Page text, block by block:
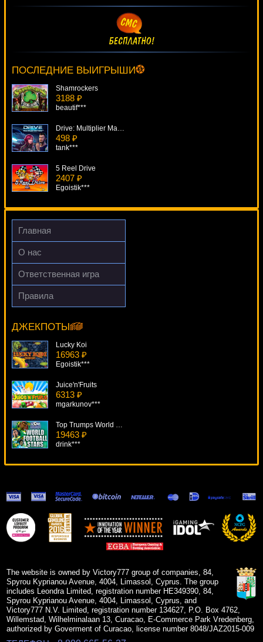
ПОСЛЕДНИЕ ВЫИГРЫШИ
lucky***
Shamrockers
3188 ₽
beautif***
Drive: Multiplier Mayhem
498 ₽
tank***
5 Reel Drive
2407 ₽
Egoistik***
The Snake Charmer
1132 ₽
Gamer***
Главная
О нас
Ответственная игра
Правила
ДЖЕКПОТЫ
Halloweenies
blogolet***
Lucky Koi
16963 ₽
Egoistik***
Juice'n'Fruits
6313 ₽
mgarkunov***
Top Trumps World Football Stars
19463 ₽
drink***
Книжки
18467 ₽
DenisVS***
Ace
The website is owned by Victory777 group of companies, 84,
Spyrou Kyprianou Avenue, 4004, Limassol, Cyprus. The group
includes Leondra Limited, registration number HE349390, 84,
Spyrou Kyprianou Avenue, 4004, Limassol, Cyprus, and
Victory777 N.V. Limited, registration number 134627, P.O. Box 4762,
Willemstad, Wilhelminalaan 13, Curacao, E-Commerce Park Vredenberg,
authorized by Goverment of Curacao, license number 8048/JAZ2015-009